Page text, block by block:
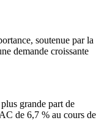
soutenue par la
demande croissante
grande part de
de 6,7 % au cours de